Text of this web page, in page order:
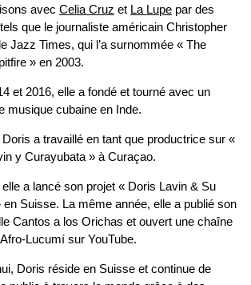
avec Celia Cruz et La Lupe par des
que le journaliste américain Christopher
Jazz Times, qui l’a surnommée « The
» en 2003.
et 2016, elle a fondé et tourné avec un
musique cubaine en Inde.
Doris a travaillé en tant que productrice sur «
y Curayubata » à Curaçao.
elle a lancé son projet « Doris Lavin & Su
en Suisse. La même année, elle a publié son
Cantos a los Orichas et ouvert une chaîne
Lucumí sur YouTube.
Doris réside en Suisse et continue de